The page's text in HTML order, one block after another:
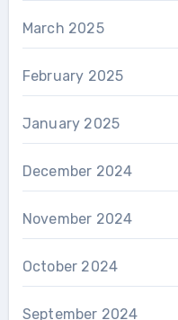
March 2025
February 2025
January 2025
December 2024
November 2024
October 2024
September 2024